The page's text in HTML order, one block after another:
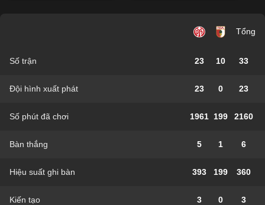
Tổng
Số trận 23 10 33
Đội hình xuất phát 23 0 23
Số phút đã chơi 1961 199 2160
Bàn thắng 5 1 6
Hiệu suất ghi bàn 393 199 360
Kiến tạo 3 0 3